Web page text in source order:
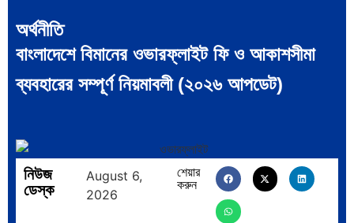
প্রথাগত মেধা, স্ট্র্যাটেজিক গভর্নেন্স ও… পদ্মা সেতু ও রেল সংযোগ…
বৈশ্বিক অর্থব্যবস্থা, আইএমএফ-
অর্থ পাচারের মহাকাব্য: ১০০ ডলারের…
অর্থনীতি
বাংলাদেশে বিমানের ওভারফ্লাইট ফি ও আকাশসীমা
ব্যবহারের সম্পূর্ণ নিয়মাবলী (২০২৬ আপডেট)
নিউজ
ডেস্ক
August 6,
2026
শেয়ার
করুন